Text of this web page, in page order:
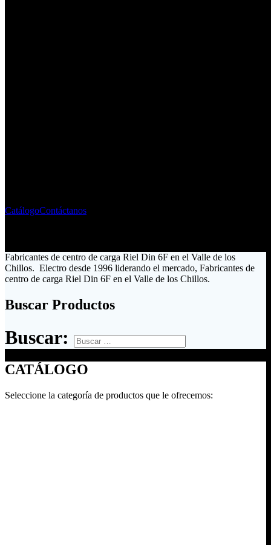
CatálogoContáctanos
Fabricantes de centro de carga Riel Din 6F en el Valle de los
Chillos. Electro desde 1996 liderando el mercado, Fabricantes de
centro de carga Riel Din 6F en el Valle de los Chillos.
Buscar Productos
Buscar:
CATÁLOGO
Seleccione la categoría de productos que le ofrecemos: